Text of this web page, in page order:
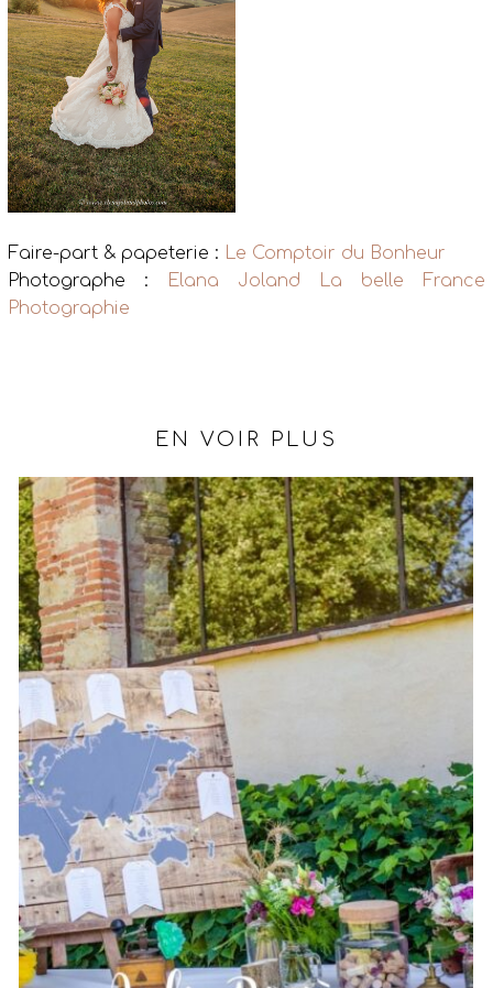
Faire-part & papeterie : Le Comptoir du Bonheur
Photographe :
Elana Joland La belle France
Photographie
EN VOIR PLUS